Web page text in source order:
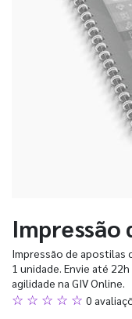
Impressão
Impressão de apostilas
1 unidade. Envie até
agilidade na GIV Online.
☆ ☆ ☆ ☆ ☆ 0